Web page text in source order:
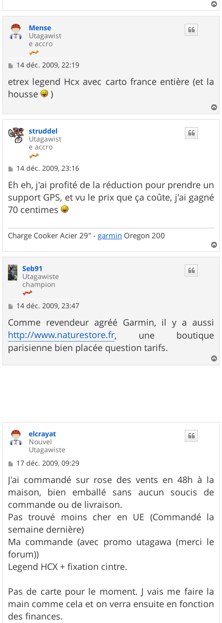
a
Mense
Utagawist
e accro
M
s
s
a
e
14 déc. 2009, 22:19
etrex legend Hcx avec carto france entière (et la
housse
)
a
struddel
Utagawist
e accro
M
s
s
a
g
e
14 déc. 2009, 23:16
Eh eh, j'ai profité de la réduction pour prendre un
support GPS, et vu le prix que ça coûte, j'ai gagné
70 centimes
Charge Cooker Acier 29" - garmin Oregon 200
a
Seb91
Utagawiste
champion
M
s
s
a
g
e
14 déc. 2009, 23:47
Comme revendeur agréé Garmin, il y a aussi
http://www.naturestore.fr, une boutique
parisienne bien placée question tarifs.
a
elcrayat
Nouvel
Utagawiste
M
s
s
a
g
e
17 déc. 2009, 09:29
J'ai commandé sur rose des vents en 48h à la
maison, bien emballé sans aucun soucis de
commande ou de livraison.
Pas trouvé moins cher en UE (Commandé la
semaine dernière)
Ma commande (avec promo utagawa (merci le
forum))
Legend HCX + fixation cintre.
Pas de carte pour le moment. J vais me faire la
main comme cela et on verra ensuite en fonction
des finances.